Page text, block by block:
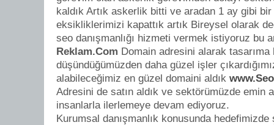
kaldık Artık askerlik bitti ve aradan 1 ay gibi
eksikliklerimizi kapattık artık Bireysel olarak
seo danışmanlığı hizmeti vermek istiyoruz bu
Reklam.Com Domain adresini alarak tasarıma
düşündüğümüzden daha güzel işler
alabileceğimiz en güzel domaini aldık
Adresini de satın aldık ve sektörümüzde emin
insanlarla ilerlemeye devam ediyoruz.
Kurumsal danışmanlık konusunda